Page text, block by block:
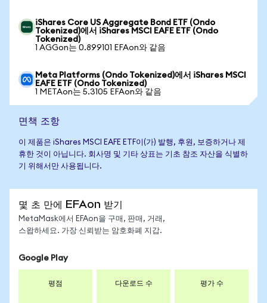
iShares Core US Aggregate Bond ETF (Ondo
Tokenized)에서 iShares MSCI EAFE ETF (Ondo
Tokenized)
1 AGGon는 0.899101 EFAon와 같음
Meta Platforms (Ondo Tokenized)에서 iShares MSCI
EAFE ETF (Ondo Tokenized)
1 METAon는 5.3105 EFAon와 같음
면책 조항
이 제품은 iShares MSCI EAFE ETF이(가) 발행, 후원, 보증하거나 제
휴한 것이 아닙니다. 회사명 및 기타 상표는 기초 참조 자산을 식별하
기 위해서만 사용됩니다.
몇 초 만에 EFAon 받기
MetaMask에서 EFAon을 구매, 판매, 거래,
스왑하세요. 가장 신뢰받는 암호화폐 지갑.
Google Play
평점 다운로드 수 평가 수